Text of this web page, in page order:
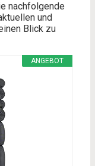
nachfolgende
und
Blick zu
ANGEBOT